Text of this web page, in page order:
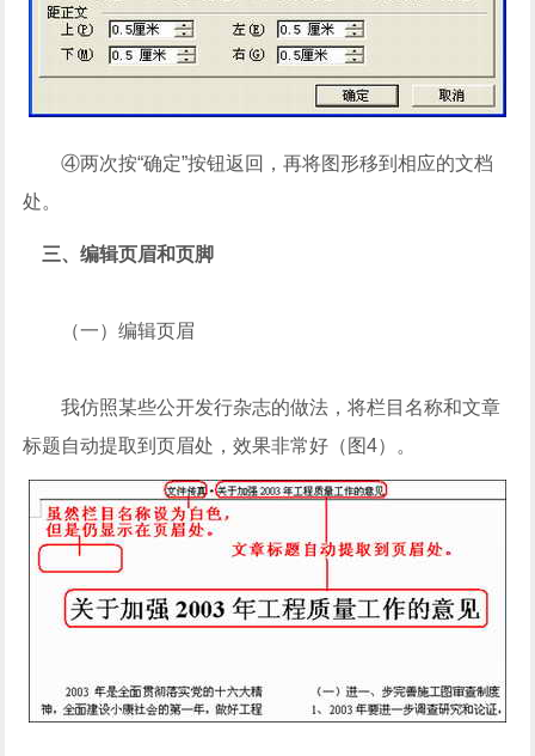
④两次按“确定”按钮返回，再将图形移到相应的文档
处。
三、编辑页眉和页脚
（一）编辑页眉
我仿照某些公开发行杂志的做法，将栏目名称和文章
标题自动提取到页眉处，效果非常好（图4）。